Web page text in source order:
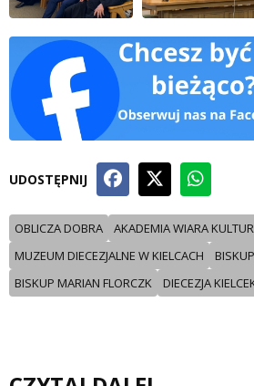
UDOSTĘPNIJ
OBLICZA DOBRA
AKADEMIA WIARA
MUZEUM DIECEZJALNE W KIELCACH
BISKUP MARIAN FLORCZK
DIECEZJA